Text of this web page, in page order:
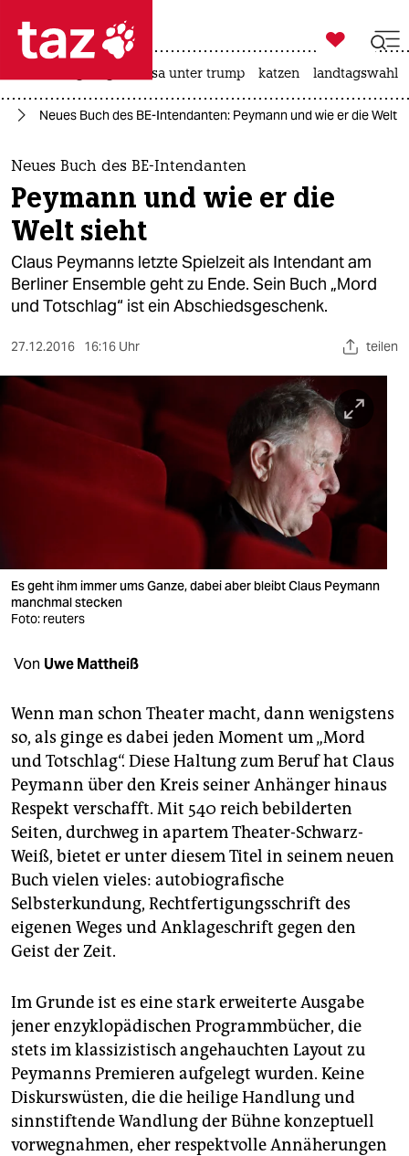
 taz zahl ich
taz zahl ich
themen
politik
öko
gesellschaft
sport
berlin
verlag
veranstaltungen
unterstützen
abo
genossenschaft
epaper login

taz zahl ich
usa unter trump katzen landtagswahl
Neues Buch des BE-Intendanten: Peymann und wie er die Welt
Neues Buch des BE-Intendanten
Peymann und wie er die
Welt sieht
Claus Peymanns letzte Spielzeit als Intendant am
Berliner Ensemble geht zu Ende. Sein Buch „Mord
und Totschlag“ ist ein Abschiedsgeschenk.
27.12.2016 16:16 Uhr teilen
Es geht ihm immer ums Ganze, dabei aber bleibt Claus Peymann
manchmal stecken
Foto: reuters
Von Uwe Mattheiß
Wenn man schon Theater macht, dann wenigstens
so, als ginge es dabei jeden Moment um „Mord
und Totschlag“. Diese Haltung zum Beruf hat Claus
Peymann über den Kreis seiner Anhänger hinaus
Respekt verschafft. Mit 540 reich bebilderten
Seiten, durchweg in apartem Theater-Schwarz-
Weiß, bietet er unter diesem Titel in seinem neuen
Buch vielen vieles: autobiografische
Selbsterkundung, Rechtfertigungsschrift des
eigenen Weges und Anklageschrift gegen den
Geist der Zeit.
Im Grunde ist es eine stark erweiterte Ausgabe
jener enzyklopädischen Programmbücher, die
stets im klassizistisch angehauchten Layout zu
Peymanns Premieren aufgelegt wurden. Keine
Diskurswüsten, die die heilige Handlung und
sinnstiftende Wandlung der Bühne konzeptuell
vorwegnahmen, eher respektvolle Annäherungen